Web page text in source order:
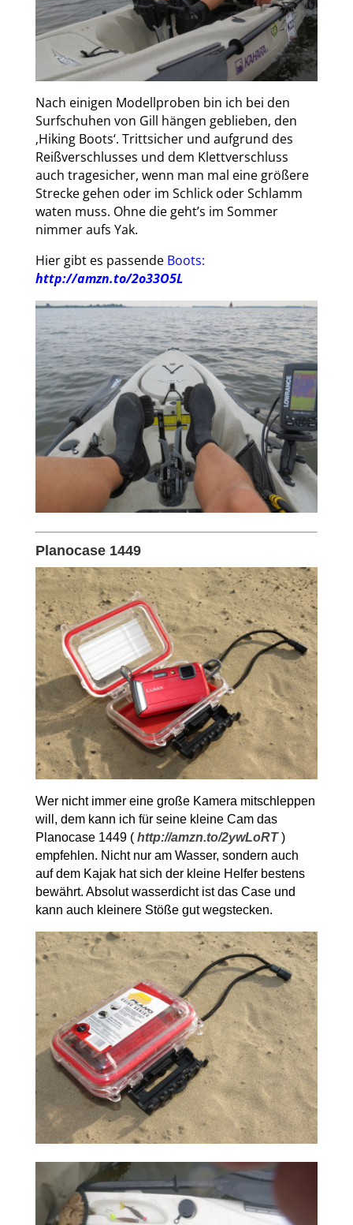
Nach einigen Modellproben bin ich bei den
Surfschuhen von Gill hängen geblieben, den
‚Hiking Boots‘. Trittsicher und aufgrund des
Reißverschlusses und dem Klettverschluss
auch tragesicher, wenn man mal eine größere
Strecke gehen oder im Schlick oder Schlamm
waten muss. Ohne die geht’s im Sommer
nimmer aufs Yak.
Hier gibt es passende Boots:
http://amzn.to/2o33O5L
Planocase 1449
Wer nicht immer eine große Kamera mitschleppen
will, dem kann ich für seine kleine Cam das
Planocase 1449 ( http://amzn.to/2ywLoRT )
empfehlen. Nicht nur am Wasser, sondern auch
auf dem Kajak hat sich der kleine Helfer bestens
bewährt. Absolut wasserdicht ist das Case und
kann auch kleinere Stöße gut wegstecken.